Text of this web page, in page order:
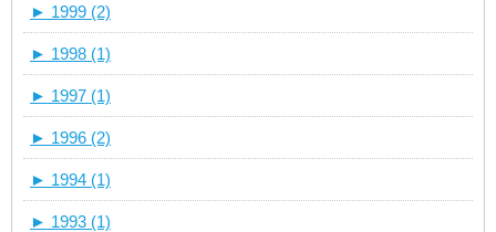
► 1999 (2)
► 1998 (1)
► 1997 (1)
► 1996 (2)
► 1994 (1)
► 1993 (1)